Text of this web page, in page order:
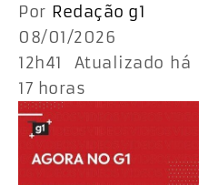
Por Redação g1
08/01/2026
12h41 Atualizado há
17 horas